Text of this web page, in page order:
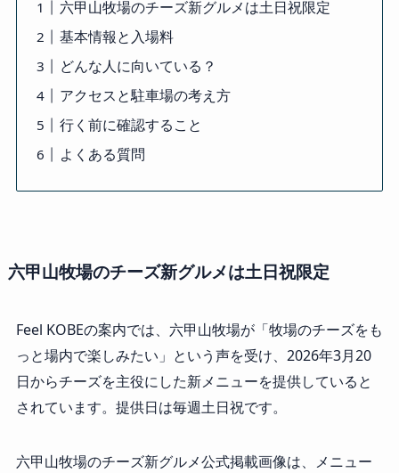
六甲山牧場のチーズ新グルメは土日祝限定
基本情報と入場料
どんな人に向いている？
アクセスと駐車場の考え方
行く前に確認すること
よくある質問
六甲山牧場のチーズ新グルメは土日祝限定
Feel KOBEの案内では、六甲山牧場が「牧場のチーズをも
っと場内で楽しみたい」という声を受け、2026年3月20
日からチーズを主役にした新メニューを提供していると
されています。提供日は毎週土日祝です。
六甲山牧場のチーズ新グルメ公式掲載画像は、メニュー